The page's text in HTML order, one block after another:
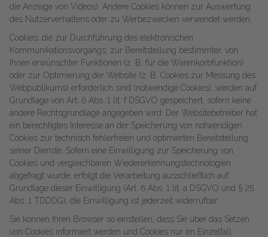
die Anzeige von Videos). Andere Cookies können zur Auswertung
des Nutzerverhaltens oder zu Werbezwecken verwendet werden.
Cookies, die zur Durchführung des elektronischen
Kommunikationsvorgangs, zur Bereitstellung bestimmter, von
Ihnen erwünschter Funktionen (z. B. für die Warenkorbfunktion)
oder zur Optimierung der Website (z. B. Cookies zur Messung des
Webpublikums) erforderlich sind (notwendige Cookies), werden auf
Grundlage von Art. 6 Abs. 1 lit. f DSGVO gespeichert, sofern keine
andere Rechtsgrundlage angegeben wird. Der Websitebetreiber hat
ein berechtigtes Interesse an der Speicherung von notwendigen
Cookies zur technisch fehlerfreien und optimierten Bereitstellung
seiner Dienste. Sofern eine Einwilligung zur Speicherung von
Cookies und vergleichbaren Wiedererkennungstechnologien
abgefragt wurde, erfolgt die Verarbeitung ausschließlich auf
Grundlage dieser Einwilligung (Art. 6 Abs. 1 lit. a DSGVO und § 25
Abs. 1 TDDDG); die Einwilligung ist jederzeit widerrufbar.
Sie können Ihren Browser so einstellen, dass Sie über das Setzen
von Cookies informiert werden und Cookies nur im Einzelfall